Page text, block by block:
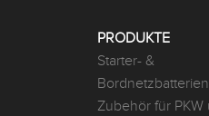
PRODUKTE
Starter- &
Bordnetzbatterien
Zubehör für PKW